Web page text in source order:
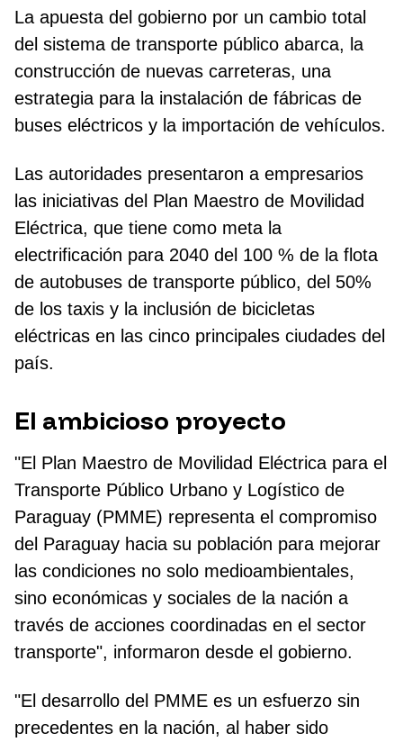
La apuesta del gobierno por un cambio total
del sistema de transporte público abarca, la
construcción de nuevas carreteras, una
estrategia para la instalación de fábricas de
buses eléctricos y la importación de vehículos.
Las autoridades presentaron a empresarios
las iniciativas del Plan Maestro de Movilidad
Eléctrica, que tiene como meta la
electrificación para 2040 del 100 % de la flota
de autobuses de transporte público, del 50%
de los taxis y la inclusión de bicicletas
eléctricas en las cinco principales ciudades del
país.
El ambicioso proyecto
"El Plan Maestro de Movilidad Eléctrica para el
Transporte Público Urbano y Logístico de
Paraguay (PMME) representa el compromiso
del Paraguay hacia su población para mejorar
las condiciones no solo medioambientales,
sino económicas y sociales de la nación a
través de acciones coordinadas en el sector
transporte", informaron desde el gobierno.
"El desarrollo del PMME es un esfuerzo sin
precedentes en la nación, al haber sido